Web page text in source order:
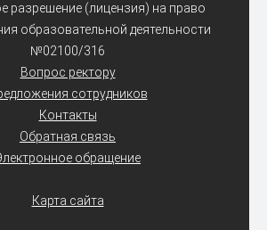
разрешение (лицензия) на право
образовательной деятельности
№02100/316
Вопрос ректору
сотрудников
Контакты
Обратная связь
обращение
Карта сайта